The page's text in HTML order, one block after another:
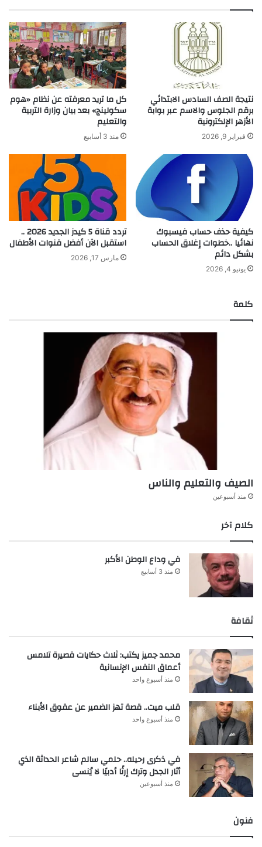
نتيجة الصف السادس الابتدائي
برقم الجلوس والاسم عبر بوابة
الأزهر الإلكترونية
فبراير 9, 2026
كل ما تريد معرفته عن نظام «هوم
سكولينج» بعد بيان وزارة التربية
والتعليم
منذ 3 أسابيع
كيفية حذف حساب فيسبوك
نهائيا ..خطوات إغلاق الحساب
بشكل دائم
يونيو 4, 2026
تردد قناة 5 كيدز الجديد 2026 ..
استقبل الآن أفضل قنوات الأطفال
مارس 17, 2026
كلمة
الصيف والتعليم والناس
منذ أسبوعين
كلام آخر
في وداع الوطن الأكبر
منذ 3 أسابيع
ثقافة
محمد جميز يكتب: ثلاث حكايات قصيرة تلامس
أعماق النفس الإنسانية
منذ أسبوع واحد
قلب ميت.. قصة تهز الضمير عن عقوق الأبناء
منذ أسبوع واحد
في ذكرى رحيله.. حلمي سالم شاعر الحداثة الذي
أثار الجدل وترك إرثًا أدبيًا لا يُنسى
منذ أسبوعين
فنون